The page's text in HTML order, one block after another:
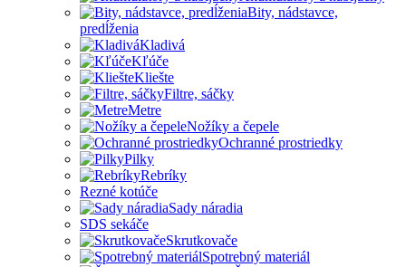
Bity, nádstavce,
predĺženia
Kladivá
Kľúče
Kliešte
Filtre, sáčky
Metre
Nožíky a čepele
Ochranné prostriedky
Pilky
Rebríky
Rezné kotúče
Sady náradia
SDS sekáče
Skrutkovače
Spotrebný materiál